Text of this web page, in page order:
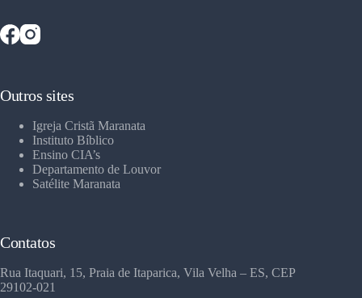
Outros sites
Igreja Cristã Maranata
Instituto Bíblico
Ensino CIA’s
Departamento de Louvor
Satélite Maranata
Contatos
Rua Itaquari, 15, Praia de Itaparica, Vila Velha – ES, CEP
29102-021